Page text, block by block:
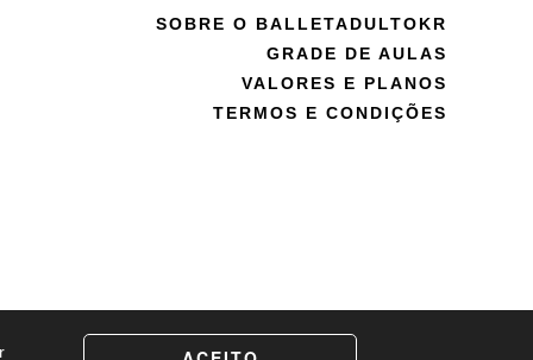
SOBRE O BALLETADULTOKR
GRADE DE AULAS
VALORES E PLANOS
TERMOS E CONDIÇÕES